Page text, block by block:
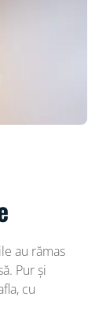
au rămas
Pur și
cu